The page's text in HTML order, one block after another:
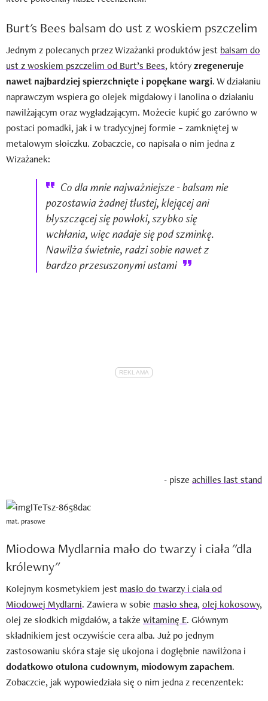
Burt's Bees balsam do ust z woskiem pszczelim
Jednym z polecanych przez Wizażanki produktów jest balsam do
ust z woskiem pszczelim od Burt’s Bees, któryzregeneruje
nawet najbardziej spierzchnięte i popękane wargi. W działaniu
naprawczym wspiera go olejek migdałowy i lanolina o działaniu
nawilżającym oraz wygładzającym. Możecie kupić go zarówno w
postaci pomadki, jak i w tradycyjnej formie – zamkniętej w
metalowym słoiczku. Zobaczcie, co napisała o nim jedna z
Wizażanek:
Co dla mnie najważniejsze - balsam nie
pozostawia żadnej tłustej, klejącej ani
błyszczącej się powłoki, szybko się
wchłania, więc nadaje się pod szminkę.
Nawilża świetnie, radzi sobie nawet z
bardzo przesuszonymi ustami
- pisze achilles last stand
mat. prasowe
Miodowa Mydlarnia mało do twarzy i ciała "dla
królewny"
Kolejnym kosmetykiem jest masło do twarzy i ciała od
Miodowej Mydlarni. Zawiera w sobie masło shea,olej kokosowy,
olej ze słodkich migdałów, a także witaminę E. Głównym
składnikiem jest oczywiście cera alba. Już po jednym
zastosowaniu skóra staje się ukojona i dogłębnie nawilżona i
dodatkowo otulona cudownym, miodowym zapachem.
Zobaczcie, jak wypowiedziała się o nim jedna z recenzentek: